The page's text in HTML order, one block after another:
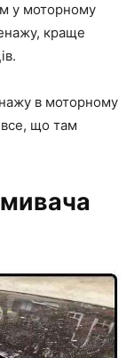
у моторному
краще
в моторному
все, що там